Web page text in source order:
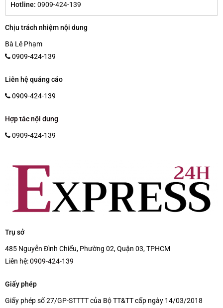
Hotline: 0909-424-139
Chịu trách nhiệm nội dung
Bà Lê Phạm
0909-424-139
Liên hệ quảng cáo
0909-424-139
Hợp tác nội dung
0909-424-139
Trụ sở
485 Nguyễn Đình Chiểu, Phường 02, Quận 03, TPHCM
Liên hệ:0909-424-139
Giấy phép
Giấy phép số 27/GP-STTTT của Bộ TT&TT cấp ngày 14/03/2018